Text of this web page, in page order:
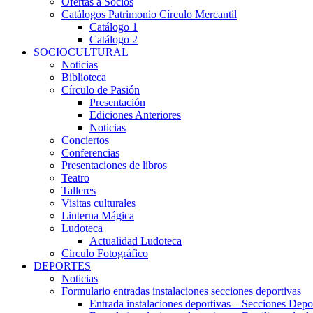
Catálogos Patrimonio Círculo Mercantil
Catálogo 1
Catálogo 2
SOCIOCULTURAL
Noticias
Biblioteca
Círculo de Pasión
Presentación
Ediciones Anteriores
Noticias
Conciertos
Conferencias
Presentaciones de libros
Teatro
Talleres
Visitas culturales
Linterna Mágica
Ludoteca
Actualidad Ludoteca
Círculo Fotográfico
DEPORTES
Noticias
Formulario entradas instalaciones secciones deportivas
Entrada instalaciones deportivas – Secciones